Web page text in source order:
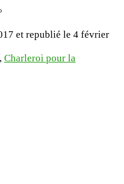
et republié le 4 février
Charleroi pour la